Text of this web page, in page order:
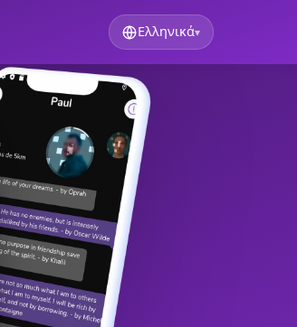
Ελληνικά▾